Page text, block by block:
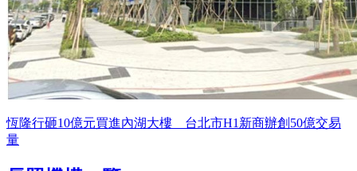
恆隆行砸10億元買進內湖大樓 台北市H1新商辦創50億交易
量